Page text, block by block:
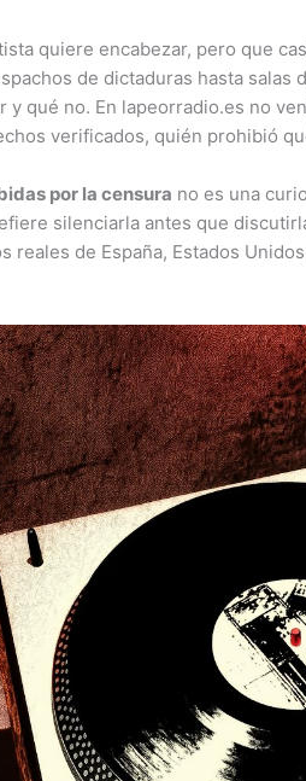
quiere encabezar, pero que
de dictaduras hasta
y qué no. En lapeorradio.es no
verificados, quién prohibió
por la censura no es una
silenciarla antes que
reales de España, Estados